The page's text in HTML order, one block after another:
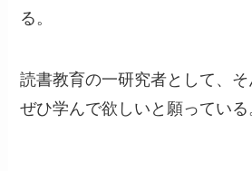
る。
読書教育の一研究者として、
ぜひ学んで欲しいと願っている